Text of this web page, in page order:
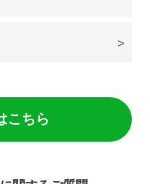
こちら